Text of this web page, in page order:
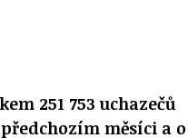
251 753 uchazečů
předchozím měsíci a o